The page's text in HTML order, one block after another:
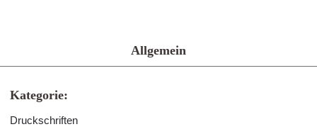
Allgemein
Kategorie:
Druckschriften